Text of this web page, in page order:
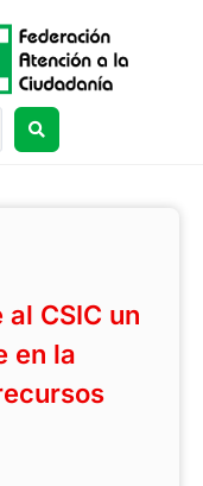
al CSIC un
en la